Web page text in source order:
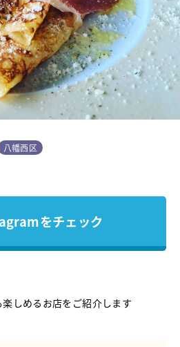
八幡西区
をチェック
しめるお店をご紹介します